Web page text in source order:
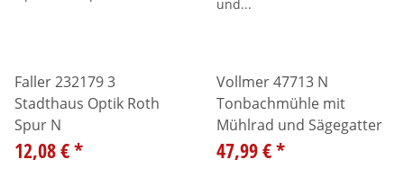
Faller 232179 3
Stadthaus Optik Roth
Spur N
12,08 €*
Vollmer 47713 N
Tonbachmühle mit
Mühlrad und Sägegatter
47,99 €*